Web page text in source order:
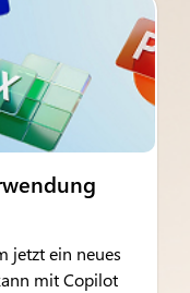
jetzt ein neues
mit Copilot